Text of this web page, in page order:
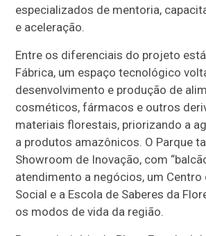
especializados de mentoria,
e aceleração.
Entre os diferenciais do projeto
Fábrica, um espaço tecnológico
desenvolvimento e produção de
cosméticos, fármacos e outros
materiais florestais, priorizando a
a produtos amazônicos. O Parque
Showroom de Inovação, com
atendimento a negócios, um
Social e a Escola de Saberes da
os modos de vida da região.